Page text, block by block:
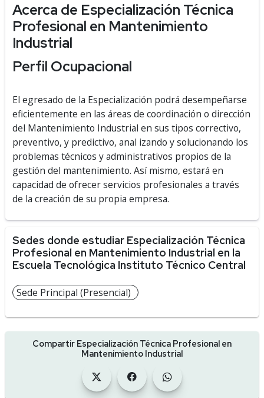
Acerca de Especialización Técnica
Profesional en Mantenimiento
Industrial
Perfil Ocupacional
El egresado de la Especialización podrá desempeñarse
eficientemente en las áreas de coordinación o dirección
del Mantenimiento Industrial en sus tipos correctivo,
preventivo, y predictivo, anal izando y solucionando los
problemas técnicos y administrativos propios de la
gestión del mantenimiento. Así mismo, estará en
capacidad de ofrecer servicios profesionales a través
de la creación de su propia empresa.
Sedes donde estudiar Especialización Técnica
Profesional en Mantenimiento Industrial en la
Escuela Tecnológica Instituto Técnico Central
Sede Principal (Presencial)
Compartir Especialización Técnica Profesional en
Mantenimiento Industrial